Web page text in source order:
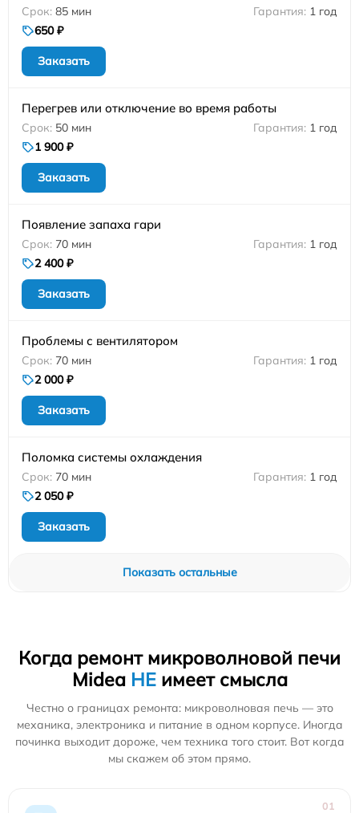
85 мин
1 год
650 ₽
Заказать
Перегрев или отключение во время работы
50 мин
1 год
1 900 ₽
Заказать
Появление запаха гари
70 мин
1 год
2 400 ₽
Заказать
Проблемы с вентилятором
70 мин
1 год
2 000 ₽
Заказать
Поломка системы охлаждения
70 мин
1 год
2 050 ₽
Заказать
Показать остальные
Когда ремонт микроволновой печи
Midea НЕимеет смысла
Честно о границах ремонта: микроволновая печь — это
механика, электроника и питание в одном корпусе. Иногда
починка выходит дороже, чем техника того стоит. Вот когда
мы скажем об этом прямо.
01